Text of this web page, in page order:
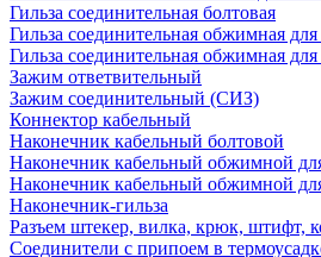
Гильза соединительная болтовая
Гильза соединительная обжимная
Гильза соединительная обжимная
Зажим ответвительный
Зажим соединительный (СИЗ)
Коннектор кабельный
Наконечник кабельный болтовой
Наконечник кабельный обжимной
Наконечник кабельный обжимной
Наконечник-гильза
Разъем штекер, вилка, крюк, штифт,
Соединители с припоем в